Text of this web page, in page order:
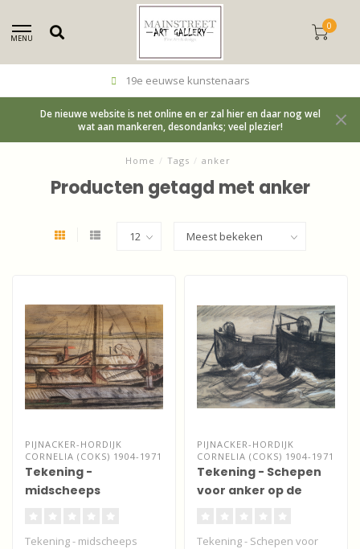
MENU
0
19e eeuwse kunstenaars
De nieuwe website is net online en er zal hier en daar nog wel
wat aan mankeren, desondanks; veel plezier!
Home / Tags / anker
Producten getagd met anker
PIJNACKER-HORDIJK
CORNELIA (COKS) 1904-1971
Tekening -
midscheeps
Tekening - midscheeps
PIJNACKER-HORDIJK
CORNELIA (COKS) 1904-1971
Tekening - Schepen
voor anker op de
Tekening - Schepen voor